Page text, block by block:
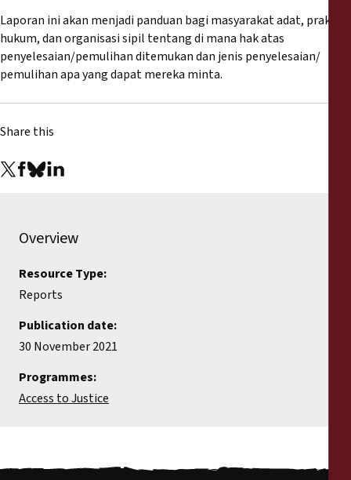
Laporan ini akan menjadi panduan bagi masyarakat adat, praktisi
hukum, dan organisasi sipil tentang di mana hak atas
penyelesaian/pemulihan ditemukan dan jenis penyelesaian/
pemulihan apa yang dapat mereka minta.
Share this
Overview
Resource Type:
Reports
Publication date:
30 November 2021
Programmes:
Access to Justice